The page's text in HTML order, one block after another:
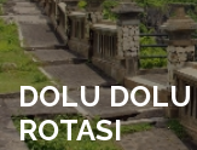
DOLU
ROTASI